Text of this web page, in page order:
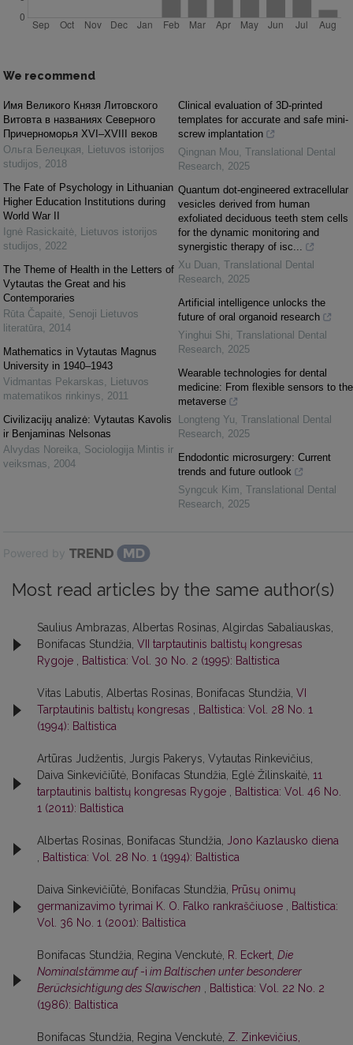
We recommend
Имя Великого Князя Литовского
Витовта в названиях Северного
Причерноморья XVI–XVIII веков
Ольга Белецкая, Lietuvos istorijos
studijos, 2018
The Fate of Psychology in Lithuanian
Higher Education Institutions during
World War II
Ignė Rasickaitė, Lietuvos istorijos
studijos, 2022
The Theme of Health in the Letters of
Vytautas the Great and his
Contemporaries
Rūta Čapaitė, Senoji Lietuvos
literatūra, 2014
Mathematics in Vytautas Magnus
University in 1940–1943
Vidmantas Pekarskas, Lietuvos
matematikos rinkinys, 2011
Civilizacijų analizė: Vytautas Kavolis
ir Benjaminas Nelsonas
Alvydas Noreika, Sociologija Mintis ir
veiksmas, 2004
Clinical evaluation of 3D-printed
templates for accurate and safe mini-
screw implantation
Qingnan Mou, Translational Dental
Research, 2025
Quantum dot-engineered extracellular
vesicles derived from human
exfoliated deciduous teeth stem cells
for the dynamic monitoring and
synergistic therapy of isc...
Xu Duan, Translational Dental
Research, 2025
Artificial intelligence unlocks the
future of oral organoid research
Yinghui Shi, Translational Dental
Research, 2025
Wearable technologies for dental
medicine: From flexible sensors to the
metaverse
Longteng Yu, Translational Dental
Research, 2025
Endodontic microsurgery: Current
trends and future outlook
Syngcuk Kim, Translational Dental
Research, 2025
Powered by
Most read articles by the same author(s)
Saulius Ambrazas, Albertas Rosinas, Algirdas Sabaliauskas,
Bonifacas Stundžia, VII tarptautinis baltistų kongresas
Rygoje , Baltistica: Vol. 30 No. 2 (1995): Baltistica
Vitas Labutis, Albertas Rosinas, Bonifacas Stundžia, VI
Tarptautinis baltistų kongresas , Baltistica: Vol. 28 No. 1
(1994): Baltistica
Artūras Judžentis, Jurgis Pakerys, Vytautas Rinkevičius,
Daiva Sinkevičiūtė, Bonifacas Stundžia, Eglė Žilinskaitė, 11
tarptautinis baltistų kongresas Rygoje , Baltistica: Vol. 46 No.
1 (2011): Baltistica
Albertas Rosinas, Bonifacas Stundžia, Jono Kazlausko diena
, Baltistica: Vol. 28 No. 1 (1994): Baltistica
Daiva Sinkevičiūtė, Bonifacas Stundžia, Prūsų onimų
germanizavimo tyrimai K. O. Falko rankraščiuose , Baltistica:
Vol. 36 No. 1 (2001): Baltistica
Bonifacas Stundžia, Regina Venckutė, R. Eckert, Die
Nominalstämme auf-i im Baltischen unter besonderer
Berücksichtigung des Slawischen , Baltistica: Vol. 22 No. 2
(1986): Baltistica
Bonifacas Stundžia, Regina Venckutė, Z. Zinkevičius,